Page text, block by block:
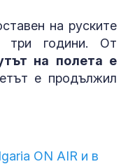
на руските
три години. От
на полета е
е продължил
ON AIR и в